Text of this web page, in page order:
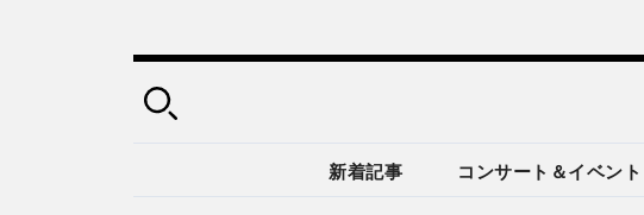
新着記事 コンサート＆イベント